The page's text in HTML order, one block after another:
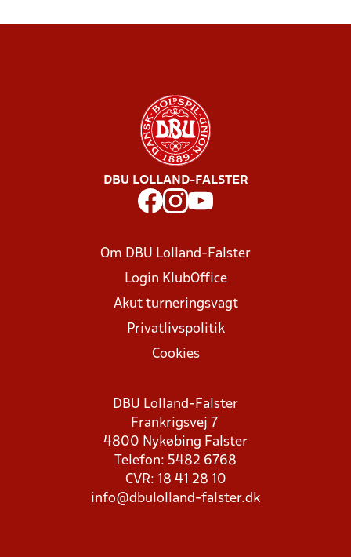
DBU LOLLAND-FALSTER
Om DBU Lolland-Falster
Login KlubOffice
Akut turneringsvagt
Privatlivspolitik
Cookies
DBU Lolland-Falster
Frankrigsvej 7
4800 Nykøbing Falster
Telefon: 5482 6768
CVR: 18 41 28 10
info@dbulolland-falster.dk